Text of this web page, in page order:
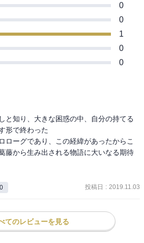
0
0
1
0
0
と知り、大きな困惑の中、自分の持てる
形で終わった
ローグであり、この経緯があったからこ
藤から生み出される物語に大いなる期待
0 投稿日 : 2019.11.03
てのレビューを見る